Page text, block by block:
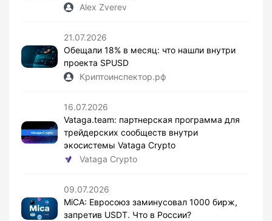
Alex Zverev
21.07.2026
Обещали 18% в месяц: что нашли внутри
проекта SPUSD
Криптоинспектор.рф
16.07.2026
Vataga.team: партнерская программа для
трейдерских сообществ внутри
экосистемы Vataga Crypto
Vataga Crypto
09.07.2026
MiCA: Евросоюз заминусовал 1000 бирж,
запретив USDT. Что в России?